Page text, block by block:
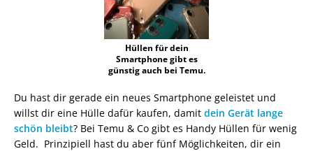
Hüllen für dein
Smartphone gibt es
günstig auch bei Temu.
Du hast dir gerade ein neues Smartphone geleistet und
willst dir eine Hülle dafür kaufen, damit dein Gerät lange
schön bleibt? Bei Temu & Co gibt es Handy Hüllen für wenig
Geld. Prinzipiell hast du aber fünf Möglichkeiten, dir ein